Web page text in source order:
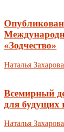
«Зодчество»
Наталья Захарова
Всемирный
для будущих
Наталья Захарова